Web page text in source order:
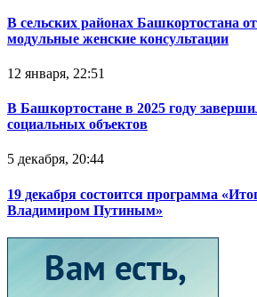
В сельских районах Башкортостана
модульные женские консультации
12 января, 22:51
В Башкортостане в 2025 году
социальных объектов
5 декабря, 20:44
19 декабря состоится программа
Владимиром Путиным»